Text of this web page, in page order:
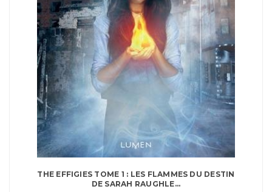
THE EFFIGIES TOME 1 : LES FLAMMES DU DESTIN
DE SARAH RAUGHLE...